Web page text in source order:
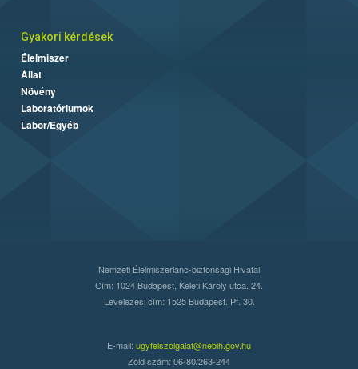
Gyakori kérdések
Élelmiszer
Állat
Növény
Laboratóriumok
Labor/Egyéb
Nemzeti Élelmiszerlánc-biztonsági Hivatal
Cím: 1024 Budapest, Keleti Károly utca. 24.
Levelezési cím: 1525 Budapest. Pf. 30.
E-mail: ugyfelszolgalat@nebih.gov.hu
Zöld szám: 06-80/263-244